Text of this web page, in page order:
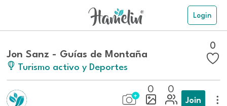
Login
Jon Sanz - Guías de Montaña
Turismo activo y Deportes
0
0 0
Join